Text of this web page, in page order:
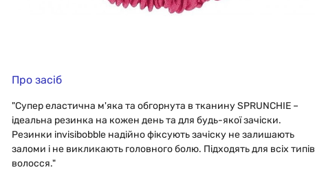
Про засіб
"Супер еластична м'яка та обгорнута в тканину SPRUNCHIE –
ідеальна резинка на кожен день та для будь-якої зачіски.
Резинки invisibobble надійно фіксують зачіску не залишають
заломи і не викликають головного болю. Підходять для всіх типів
волосся."